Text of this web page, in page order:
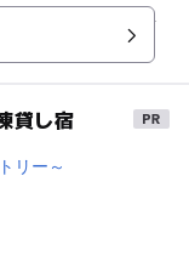
合的な運動公園と
貸し宿